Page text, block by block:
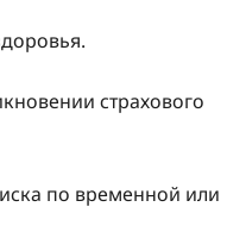
страхового
по временной или